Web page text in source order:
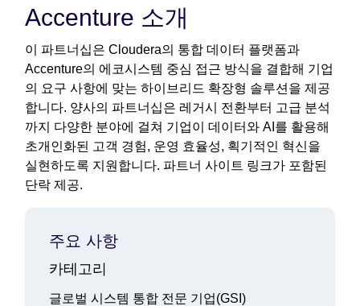
Accenture 소개
이 파트너십은 Cloudera의 통합 데이터 플랫폼과
Accenture의 에코시스템 중심 접근 방식을 결합해 기업
의 요구 사항에 맞는 하이브리드 확장형 솔루션을 제공
합니다. 양사의 파트너십은 레거시 전환부터 고급 분석
까지 다양한 분야에 걸쳐 기업이 데이터와 AI를 활용해
초개인화된 고객 경험, 운영 효율성, 획기적인 혁신을
실현하도록 지원합니다. 파트너 사이트 링크가 포함된
단락 제공.
주요 사항
카테고리
글로벌 시스템 통합 전문 기업(GSI)